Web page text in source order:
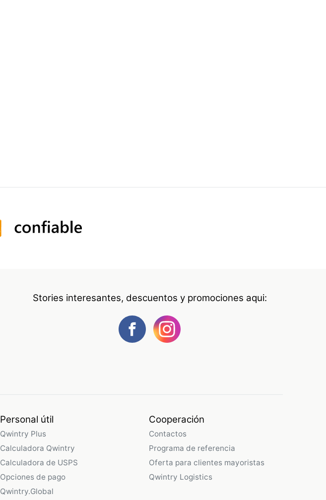
Stories interesantes, descuentos y promociones aqui:
Personal útil
Qwintry Plus
Calculadora Qwintry
Calculadora de USPS
Opciones de pago
Qwintry.Global
Cooperación
Contactos
Programa de referencia
Oferta para clientes mayoristas
Qwintry Logistics